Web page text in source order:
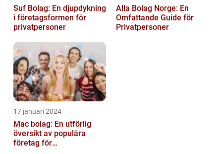
Suf Bolag: En djupdykning
i företagsformen för
privatpersoner
Alla Bolag Norge: En
Omfattande Guide för
Privatpersoner
17 januari 2024
Mac bolag: En utförlig
översikt av populära
företag för